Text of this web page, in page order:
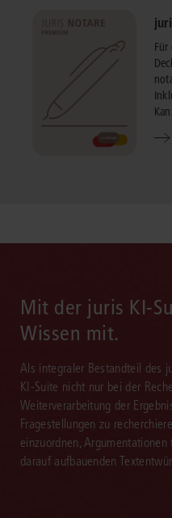
Mit der juris KI-
Wissen mit.
Als integraler Bestandteil des
KI-Suite nicht nur bei der
Weiterverarbeitung der
Fragestellungen zu
einzuordnen,
darauf aufbauenden